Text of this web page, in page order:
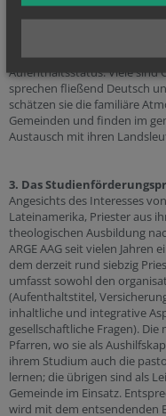
Diplomat/innen und
Organisationen (UNO,
Student/innen, Ärzt/innen
auch Asylwerber/innen und
Aufenthaltsstatus. Viele sind
sprechen fließend Deutsch
schätzen sie die familiäre
Gemeinden und finden im
Austausch mit ihren
3. Das
Angesichts des Interesses
Lateinamerika, Priester aus
theologischen Ausbildung
ARGE AAG seit vielen
dem derzeit rund siebzig
umfasst sowohl den
(Aufenthaltstitel,
inhaltliche und integrative
gesellschaftliche Fragen).
Pfarren, wo sie als
ihrem Studium auch die
lernen; die übrigen sind als
Gemeinde im Einsatz.
wird mit dem entsendenden